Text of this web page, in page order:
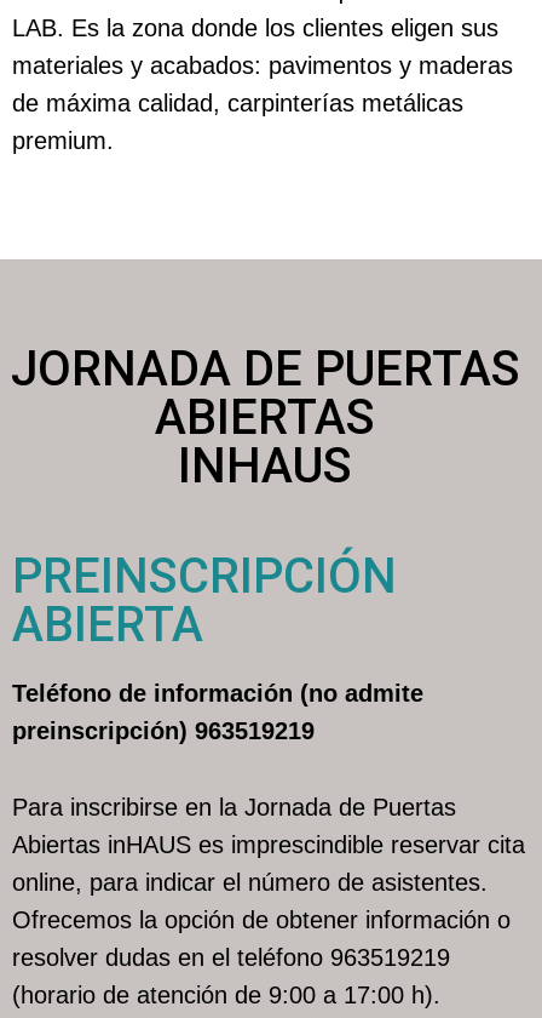
LAB. Es la zona donde los clientes eligen sus
materiales y acabados: pavimentos y maderas
de máxima calidad, carpinterías metálicas
premium.
JORNADA DE PUERTAS
ABIERTAS
INHAUS
PREINSCRIPCIÓN
ABIERTA
Teléfono de información (no admite
preinscripción) 963519219
Para inscribirse en la Jornada de Puertas
Abiertas inHAUS es imprescindible reservar cita
online, para indicar el número de asistentes.
Ofrecemos la opción de obtener información o
resolver dudas en el teléfono 963519219
(horario de atención de 9:00 a 17:00 h).